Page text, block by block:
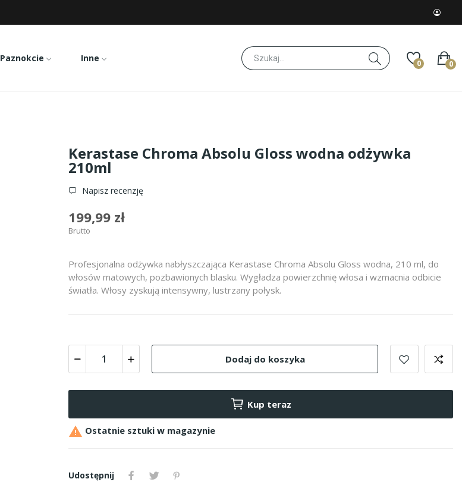
Paznokcie Inne 0 0
Kerastase Chroma Absolu Gloss wodna odżywka
210ml
Napisz recenzję
199,99 zł
Brutto
Profesjonalna odżywka nabłyszczająca Kerastase Chroma Absolu Gloss wodna, 210 ml, do
włosów matowych, pozbawionych blasku. Wygładza powierzchnię włosa i wzmacnia odbicie
światła. Włosy zyskują intensywny, lustrzany połysk.
Dodaj do koszyka
Kup teraz
 Ostatnie sztuki w magazynie
Udostępnij